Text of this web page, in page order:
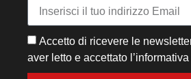
Accetto di ricevere le
aver letto e accettato